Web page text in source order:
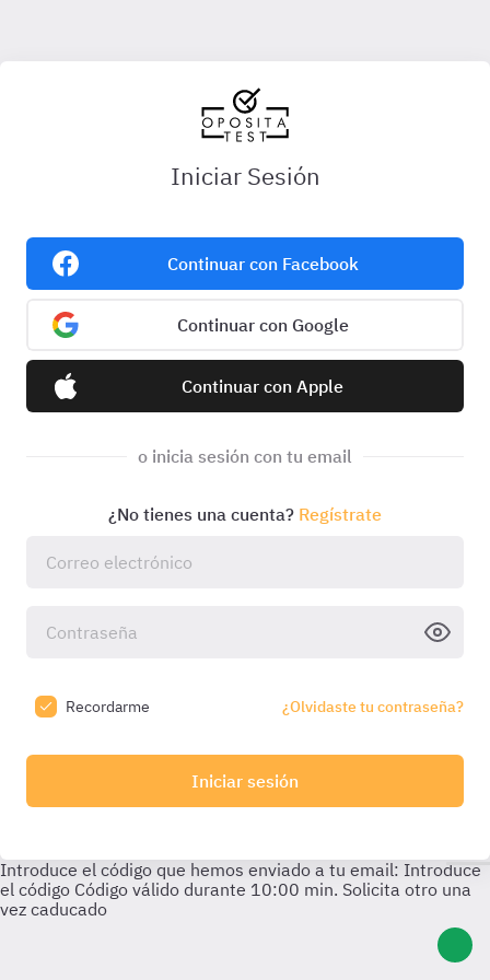
Iniciar Sesión
Continuar con Facebook
Continuar con Google
Continuar con Apple
o inicia sesión con tu email
¿No tienes una cuenta? Regístrate
Recordarme ¿Olvidaste tu contraseña?
Iniciar sesión
Introduce el código que hemos enviado a tu email: Introduce
el código Código válido durante 10:00 min. Solicita otro una
vez caducado